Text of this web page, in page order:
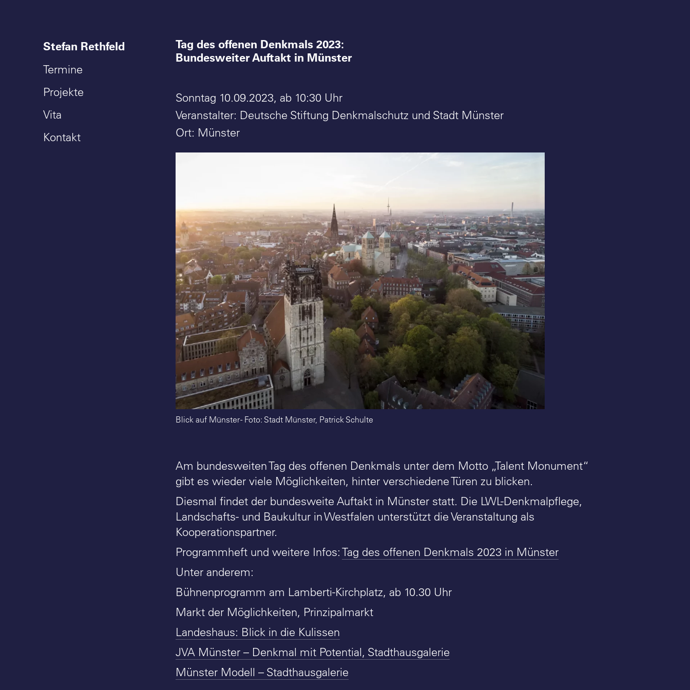
Stefan Rethfeld
Termine
Projekte
Vita
Kontakt
Tag des offenen Denkmals 2023:
Bundesweiter Auftakt in Münster
Sonntag 10.09.2023, ab 10:30 Uhr
Veranstalter: Deutsche Stiftung Denkmalschutz und Stadt Münster
Ort: Münster
Blick auf Münster - Foto: Stadt Münster, Patrick Schulte
Am bundesweiten Tag des offenen Denkmals unter dem Motto „Talent Monument“
gibt es wieder viele Möglichkeiten, hinter verschiedene Türen zu blicken.
Diesmal findet der bundesweite Auftakt in Münster statt. Die LWL-Denkmalpflege,
Landschafts- und Baukultur in Westfalen unterstützt die Veranstaltung als
Kooperationspartner.
Programmheft und weitere Infos:Tag des offenen Denkmals 2023 in Münster
Unter anderem:
Bühnenprogramm am Lamberti-Kirchplatz, ab 10.30 Uhr
Markt der Möglichkeiten, Prinzipalmarkt
Landeshaus: Blick in die Kulissen
JVA Münster – Denkmal mit Potential, Stadthausgalerie
Münster Modell – Stadthausgalerie